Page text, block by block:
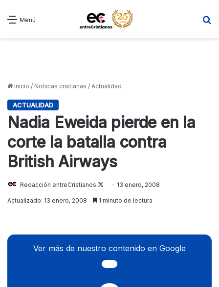
Menú
Inicio / Noticias cristianas / Actualidad
ACTUALIDAD
Nadia Eweida pierde en la
corte la batalla contra
British Airways
Redacción entreCristianos
Follow
on
13 enero, 2008
Actualizado: 13 enero, 2008 1 minuto de lectura
Ver más de nuestro contenido en Google